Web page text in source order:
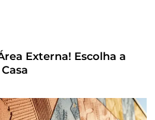
Externa! Escolha a